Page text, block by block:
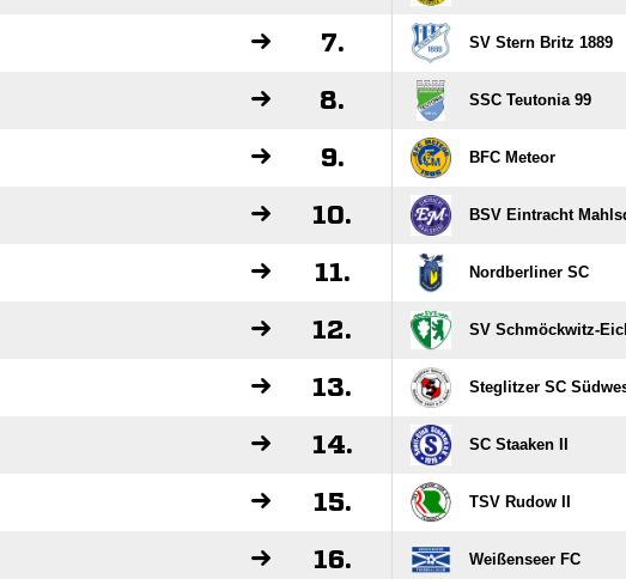
7. SV Stern Britz 1889
8. SSC Teutonia 99
9. BFC Meteor
10. BSV Eintracht
11. Nordberliner SC
12. SV Schmöckwitz-
13. Steglitzer SC
14. SC Staaken II
15. TSV Rudow II
16. Weißenseer FC